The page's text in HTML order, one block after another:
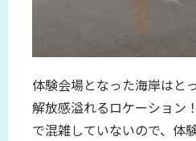
体験会場となった海岸はと
解放感溢れるロケーション
で混雑していないので、体